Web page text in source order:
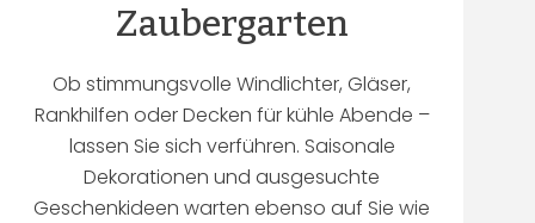
Zaubergarten
Ob stimmungsvolle Windlichter, Gläser,
Rankhilfen oder Decken für kühle Abende –
lassen Sie sich verführen. Saisonale
Dekorationen und ausgesuchte
Geschenkideen warten ebenso auf Sie wie